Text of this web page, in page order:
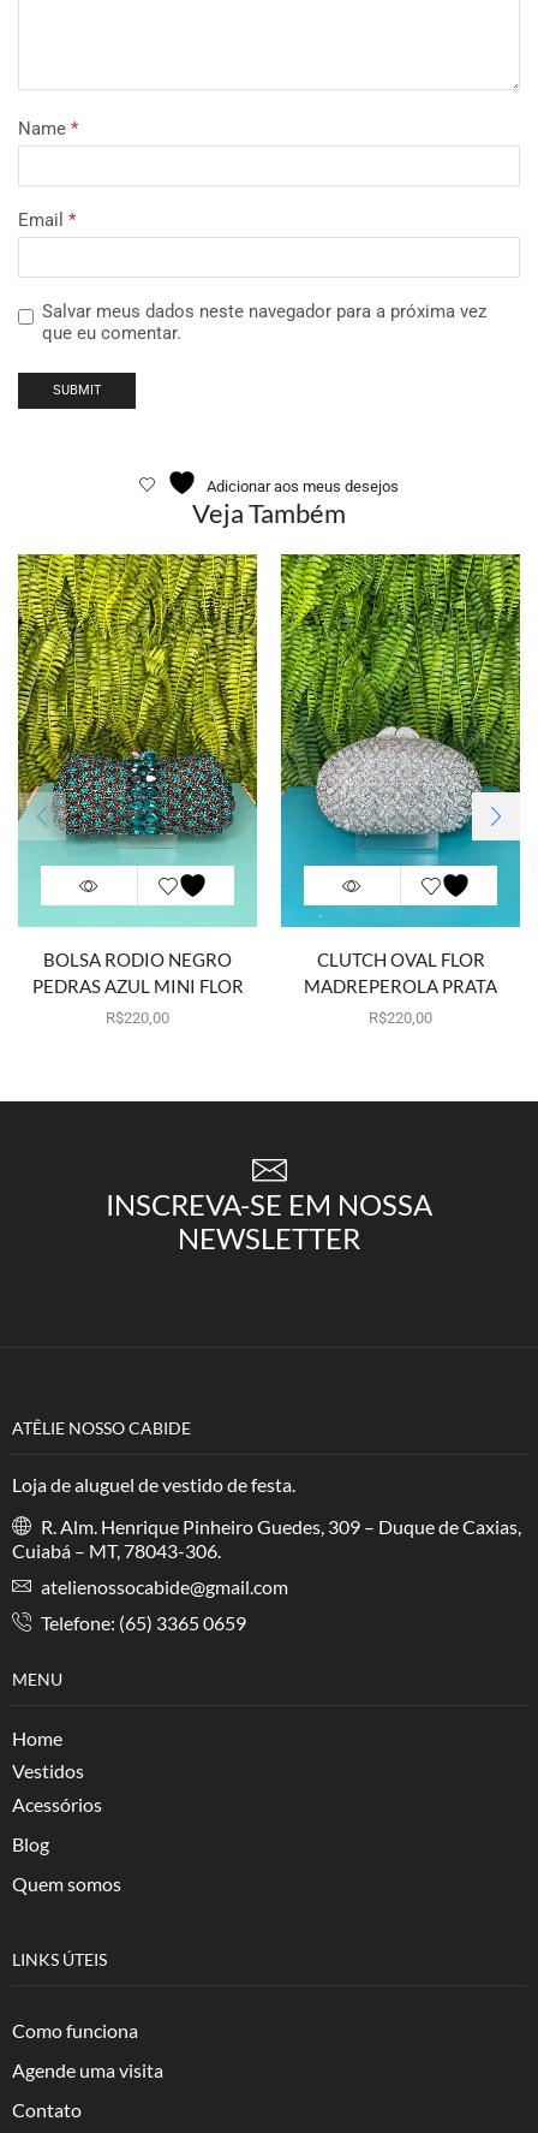
Name *
Email *
Salvar meus dados neste navegador para a próxima vez
que eu comentar.
Adicionar aos meus desejos
Veja Também
BOLSA RODIO NEGRO
PEDRAS AZUL MINI FLOR
R$220,00
Por aluguel
CLUTCH OVAL FLOR
MADREPEROLA PRATA
R$220,00
Por aluguel
INSCREVA-SE EM NOSSA
NEWSLETTER
ATÊLIE NOSSO CABIDE
Loja de aluguel de vestido de festa.
R. Alm. Henrique Pinheiro Guedes, 309 – Duque de Caxias,
Cuiabá – MT, 78043-306.
atelienossocabide@gmail.com
Telefone: (65) 3365 0659
MENU
Home
Vestidos
Acessórios
Blog
Quem somos
LINKS ÚTEIS
Como funciona
Agende uma visita
Contato